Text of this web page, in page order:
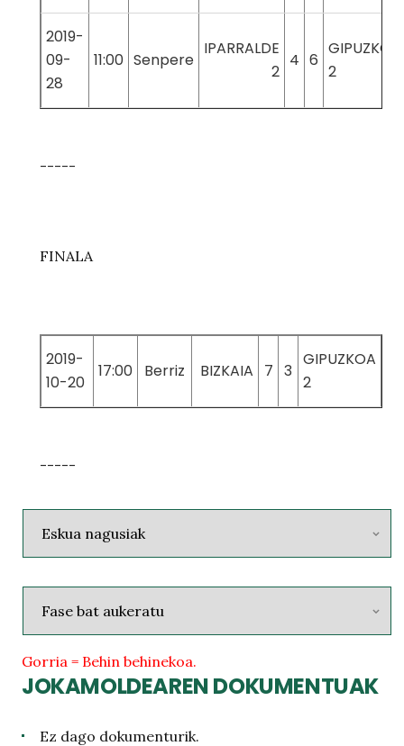
2019-
09-
28
11:00 Senpere
IPARRALDE
2
4 6
GIPUZKOA
2
-----
FINALA
2019-
10-20
17:00 Berriz BIZKAIA 7 3
GIPUZKOA
2
-----
Gorria = Behin behinekoa.
JOKAMOLDEAREN DOKUMENTUAK
Ez dago dokumenturik.